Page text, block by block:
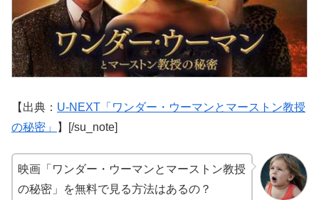
【出典： U-NEXT「ワンダー・ウーマンとマーストン教授
の秘密」
】[/su_note]
映画「ワンダー・ウーマンとマーストン教授
の秘密」を無料で見る方法はあるの？